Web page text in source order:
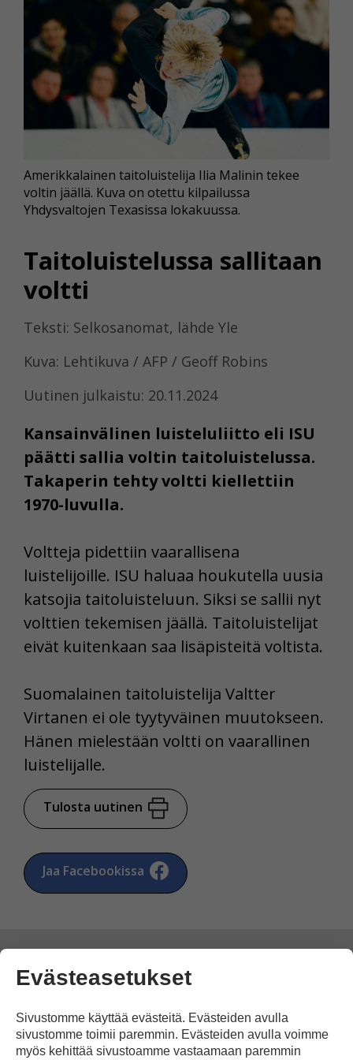
Taitoluistelussa sallitaan
voltti
Teksti: Selkosanomat, lähde Yle
Kuva: Lehtikuva / AFP / Geoff Robins
Uutinen julkaistu: 20.11.2024
Kansainvälinen luisteluliitto eli ISU
päätti sallia voltin taitoluistelussa.
Takaperin tehty voltti kiellettiin
1970-luvulla.
Amerikkalainen taitoluistelija Ilia Malinin tekee
voltin jäällä. Kuva on otettu kilpailussa
Yhdysvaltojen Texasissa lokakuussa.
Voltteja pidettiin vaarallisena
luistelijoille. ISU haluaa houkutella uusia
katsojia taitoluisteluun. Siksi se sallii nyt
volttien tekemisen jäällä. Taitoluistelijat
eivät kuitenkaan saa lisäpisteitä voltista.
Suomalainen taitoluistelija Valtter
Virtanen ei ole tyytyväinen muutokseen.
Hänen mielestään voltti on vaarallinen
luistelijalle.
Tulosta uutinen
Jaa Facebookissa
Kommentoi
Voit kirjoittaa mielipiteesi
Evästeasetukset
Sivustomme käyttää evästeitä. Evästeiden avulla
sivustomme toimii paremmin. Evästeiden avulla voimme
myös kehittää sivustoamme vastaamaan paremmin